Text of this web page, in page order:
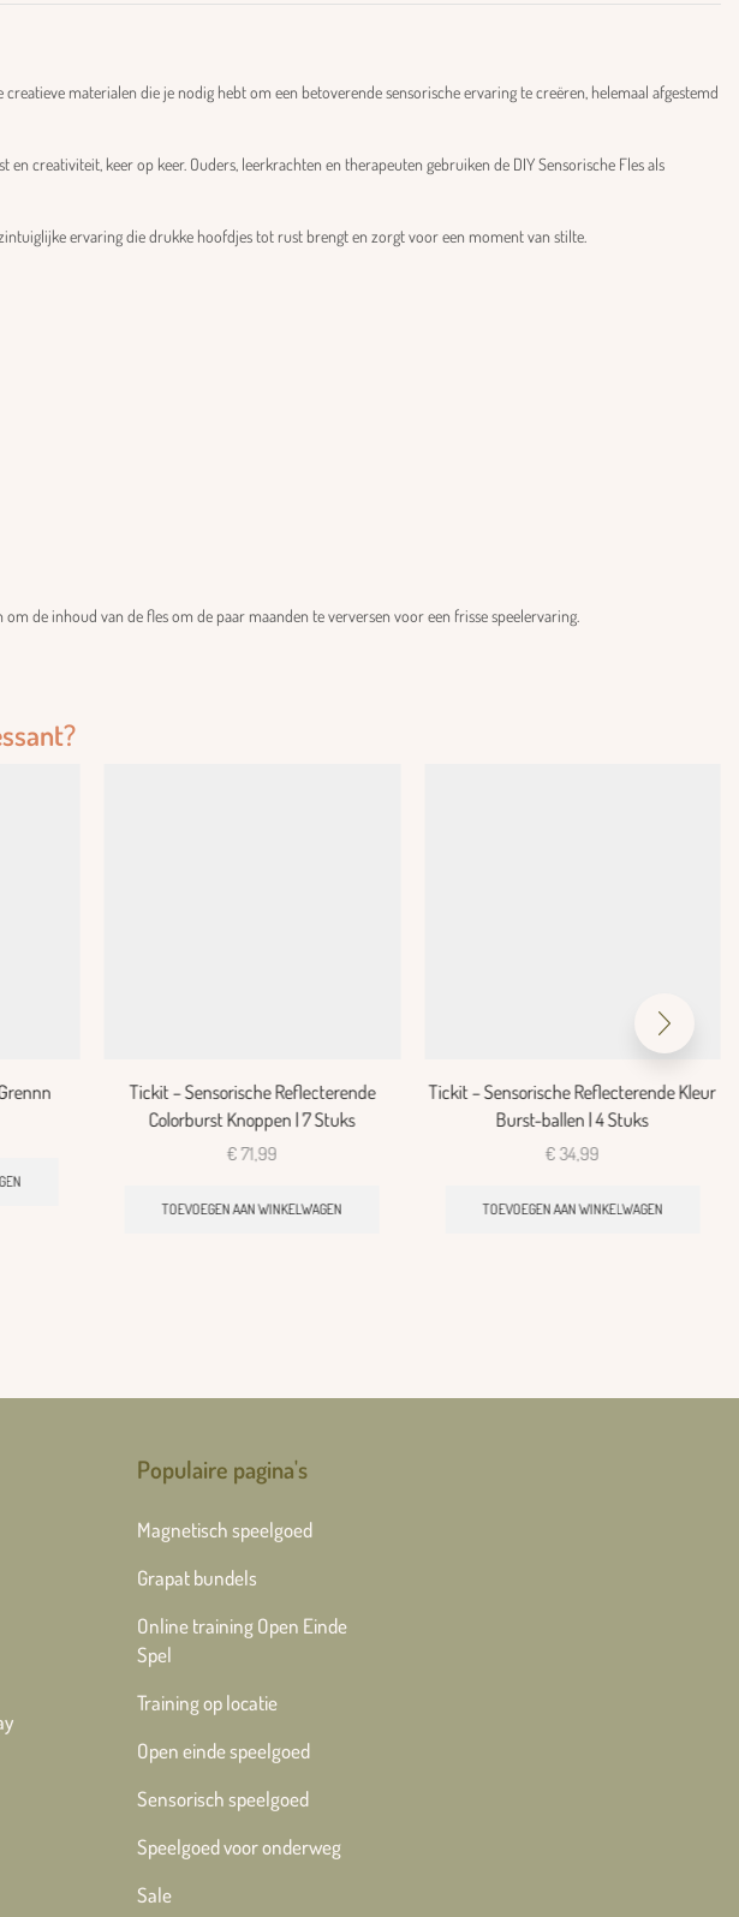
materialen die je nodig hebt om een betoverende sensorische ervaring te creëren, helemaal afgestemd
creativiteit, keer op keer. Ouders, leerkrachten en therapeuten gebruiken de DIY Sensorische Fles als
ervaring die drukke hoofdjes tot rust brengt en zorgt voor een moment van stilte.
de inhoud van de fles om de paar maanden te verversen voor een frisse speelervaring.
Tickit – Sensorische Reflecterende
Colorburst Knoppen | 7 Stuks
€71,99
TOEVOEGEN AAN WINKELWAGEN
Tickit – Sensorische Reflecterende Kleur
Burst-ballen | 4 Stuks
€ 34,99
TOEVOEGEN AAN WINKELWAGEN
Populaire pagina's
Magnetisch speelgoed
Grapat bundels
Online training Open Einde
Spel
Training op locatie
Open einde speelgoed
Sensorisch speelgoed
Speelgoed voor onderweg
Sale